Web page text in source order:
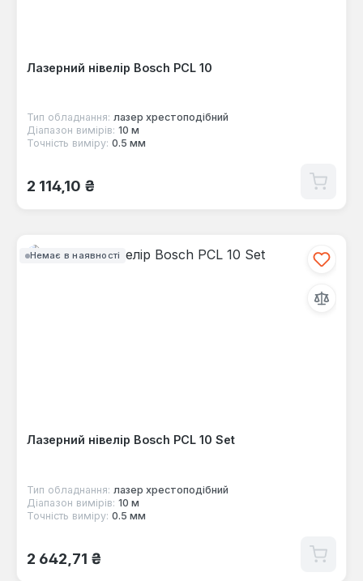
Лазерний нівелір Bosch PCL 10
Тип обладнання: лазер хрестоподібний
Діапазон вимірів: 10 м
Точність виміру: 0.5 мм
Звичайна ціна:
2 114,10 ₴
Немає в наявності
Лазерний нівелір Bosch PCL 10 Set
Тип обладнання: лазер хрестоподібний
Діапазон вимірів: 10 м
Точність виміру: 0.5 мм
Звичайна ціна:
2 642,71 ₴